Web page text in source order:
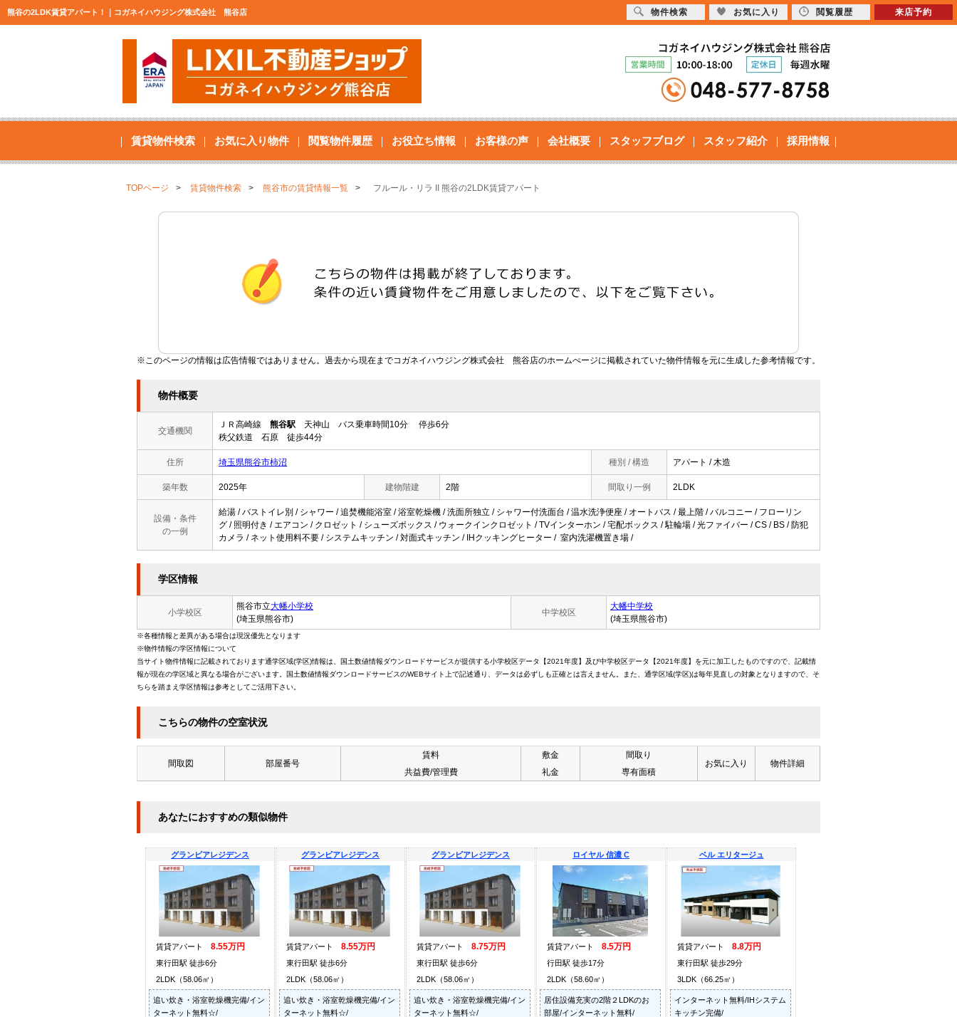
熊谷の2LDK賃貸アパート！｜コガネイハウジング株式会社 熊谷店
賃貸物件検索 お気に入り物件 閲覧物件履歴 お役立ち情報 お客様の声 会社概要 スタッフブログ スタッフ紹介 採用情報
TOPページ 賃貸物件検索 熊谷市の賃貸情報一覧 フルール・リラ II 熊谷の2LDK賃貸アパート
※このページの情報は広告情報ではありません。過去から現在までコガネイハウジング株式会社 熊谷店のホームぺージに掲載されていた物件情報を元に生成した参考情報です。
物件概要
交通機関
ＪＲ高崎線 熊谷駅 天神山 バス乗車時間10分 停歩6分
秩父鉄道 石原 徒歩44分
住所 埼玉県熊谷市柿沼 種別 / 構造 アパート / 木造
築年数 2025年 建物階建 2階 間取り一例 2LDK
設備・条件
の一例
給湯 / バストイレ別 / シャワー / 追焚機能浴室 / 浴室乾燥機 / 洗面所独立 / シャワー付洗面台 / 温水洗浄便座 / オートバス / 最上階 / バルコニー / フローリン
グ / 照明付き / エアコン / クロゼット / シューズボックス / ウォークインクロゼット / TVインターホン / 宅配ボックス / 駐輪場 / 光ファイバー / CS / BS / 防犯
カメラ / ネット使用料不要 / システムキッチン / 対面式キッチン / IHクッキングヒーター / 室内洗濯機置き場 /
学区情報
小学校区
熊谷市立大幡小学校
(埼玉県熊谷市)
中学校区
大幡中学校
(埼玉県熊谷市)
※各種情報と差異がある場合は現況優先となります
※物件情報の学区情報について
当サイト物件情報に記載されております通学区域(学区)情報は、国土数値情報ダウンロードサービスが提供する小学校区データ【2021年度】及び中学校区データ【2021年度】を元に加工したものですので、記載情
報が現在の学区域と異なる場合がございます。国土数値情報ダウンロードサービスのWEBサイト上で記述通り、データは必ずしも正確とは言えません。また、通学区域(学区)は毎年見直しの対象となりますので、そ
ちらを踏まえ学区情報は参考としてご活用下さい。
こちらの物件の空室状況
間取図 部屋番号
賃料
共益費/管理費
敷金
礼金
間取り
専有面積
お気に入り 物件詳細
あなたにおすすめの類似物件
グランビアレジデンス
賃貸アパート 8.55万円
東行田駅 徒歩6分
2LDK（58.06㎡）
追い炊き・浴室乾燥機完備/イン
ターネット無料☆/
グランビアレジデンス
賃貸アパート 8.55万円
東行田駅 徒歩6分
2LDK（58.06㎡）
追い炊き・浴室乾燥機完備/イン
ターネット無料☆/
グランビアレジデンス
賃貸アパート 8.75万円
東行田駅 徒歩6分
2LDK（58.06㎡）
追い炊き・浴室乾燥機完備/イン
ターネット無料☆/
ロイヤル 信濃 C
賃貸アパート 8.5万円
行田駅 徒歩17分
2LDK（58.60㎡）
居住設備充実の2階２LDKのお
部屋/インターネット無料/
ベル エリタージュ
賃貸アパート 8.8万円
東行田駅 徒歩29分
3LDK（66.25㎡）
インターネット無料/IHシステム
キッチン完備/
物件検索 お気に入り 閲覧履歴 来店予約